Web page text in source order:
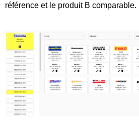
référence et le produit B comparable.